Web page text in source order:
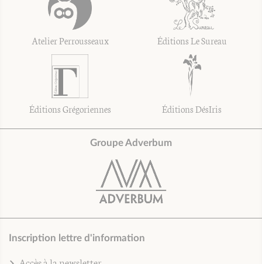
Atelier Perrousseaux Éditions Le Sureau
Éditions Grégoriennes Éditions DésIris
Groupe Adverbum
Inscription lettre d'information